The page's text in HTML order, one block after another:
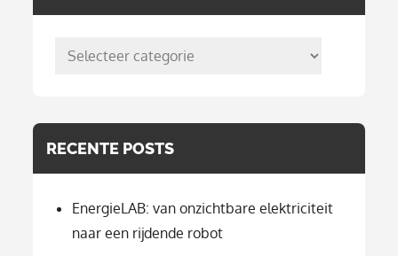
posts
RECENTE POSTS
EnergieLAB: van onzichtbare elektriciteit
naar een rijdende robot